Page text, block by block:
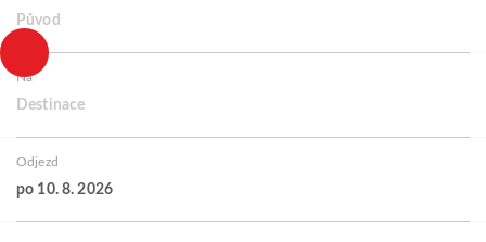
Původ
Na
Destinace
Odjezd
po 10. 8. 2026